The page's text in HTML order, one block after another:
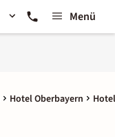
Menü
Hotel Oberbayern